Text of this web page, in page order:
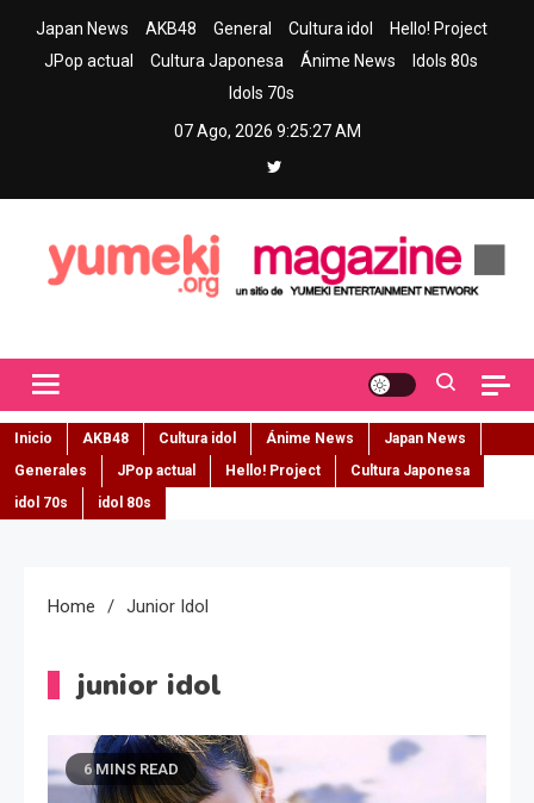
Japan News AKB48 General Cultura idol
Hello! Project
JPop actual
Cultura Japonesa Ánime News
Idols 80s
Idols 70s
07 Ago, 2026 9:25:28 AM
Inicio AKB48 Cultura idol Ánime News
Japan News
Generales
JPop actual Hello! Project
Cultura Japonesa
idol 70s
idol 80s
Home Junior Idol
junior idol
6 MINS READ